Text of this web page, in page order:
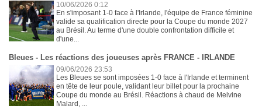
10/06/2026 0:12
En s'imposant 1-0 face à l'Irlande, l'équipe de France féminine
valide sa qualification directe pour la Coupe du monde 2027
au Brésil. Au terme d'une double confrontation difficile et
d'une...
Bleues - Les réactions des joueuses après FRANCE - IRLANDE
09/06/2026 23:53
Les Bleues se sont imposées 1-0 face à l'Irlande et terminent
en tête de leur poule, validant leur billet pour la prochaine
Coupe du monde au Brésil. Réactions à chaud de Melvine
Malard, ...